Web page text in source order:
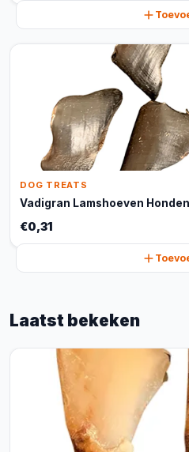
DOG TREATS
Vadigran Lamshoeven
€0,31
Laatst bekeken